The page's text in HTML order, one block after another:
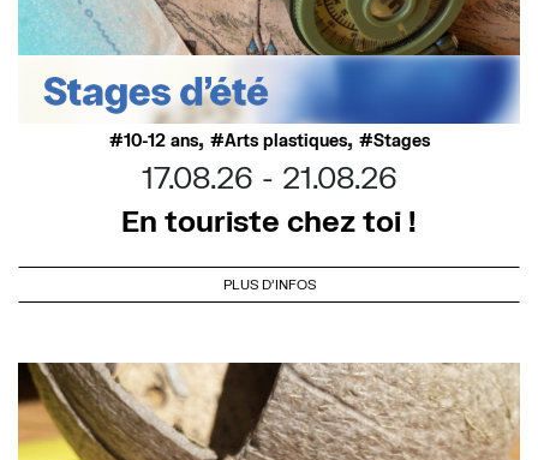
10-12 ans, Arts plastiques, Stages
17.08.26
21.08.26
En touriste chez toi !
PLUS D'INFOS